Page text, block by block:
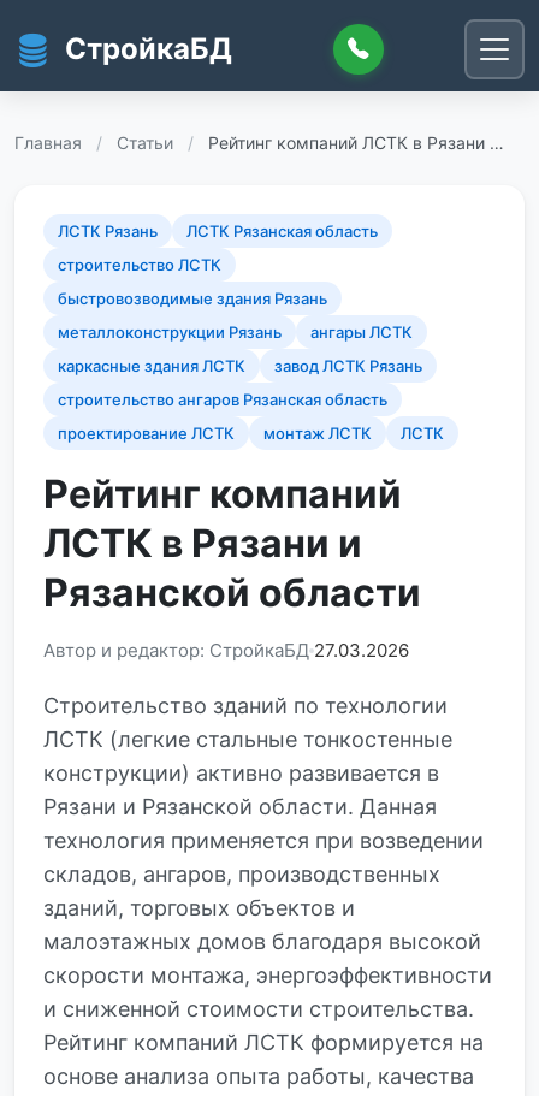
СтройкаБД
Главная / Статьи / Рейтинг компаний ЛСТК в Рязани …
ЛСТК Рязань
ЛСТК Рязанская область
строительство ЛСТК
быстровозводимые здания Рязань
металлоконструкции Рязань
ангары ЛСТК
каркасные здания ЛСТК
завод ЛСТК Рязань
строительство ангаров Рязанская область
проектирование ЛСТК
монтаж ЛСТК ЛСТК
Рейтинг компаний
ЛСТК в Рязани и
Рязанской области
Автор и редактор: СтройкаБД 27.03.2026
Строительство зданий по технологии
ЛСТК (легкие стальные тонкостенные
конструкции) активно развивается в
Рязани и Рязанской области. Данная
технология применяется при возведении
складов, ангаров, производственных
зданий, торговых объектов и
малоэтажных домов благодаря высокой
скорости монтажа, энергоэффективности
и сниженной стоимости строительства.
Рейтинг компаний ЛСТК формируется на
основе анализа опыта работы, качества